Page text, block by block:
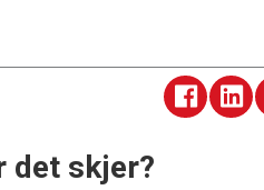
det skjer?